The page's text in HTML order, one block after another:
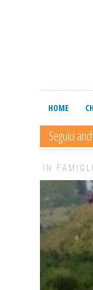
HOME
Seguici
IN